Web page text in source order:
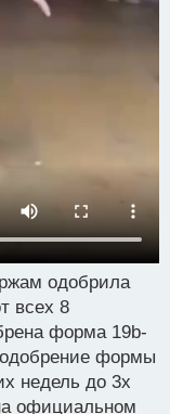
одобрила
всех 8
форма 19b-
формы
недель до 3х
официальном